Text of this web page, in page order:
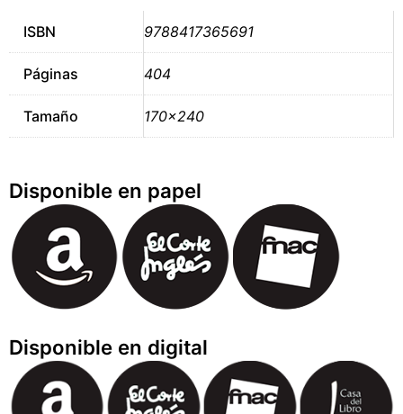
ISBN 9788417365691
Páginas 404
Tamaño 170×240
Disponible en papel
Disponible en digital